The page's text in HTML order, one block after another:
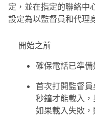
定，並在指定的聯絡中
設定為以監督員和代理
開始之前
確保電話已準備
首次打開監督
秒鐘才能載入
如果載入失敗